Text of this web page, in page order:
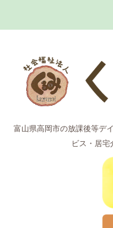
富山県高岡市の放課後等デ
ビス・居宅